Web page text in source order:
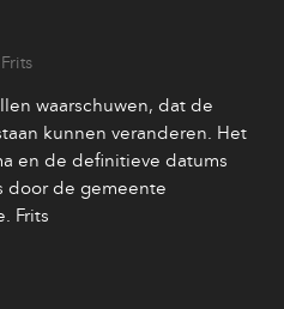
waarschuwen, dat de
kunnen veranderen. Het
en de definitieve datums
door de gemeente
Frits